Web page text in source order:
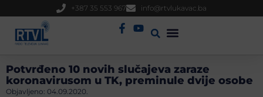
+387 35 553 967 info@rtvlukavac.ba
Potvrđeno 10 novih slučajeva zaraze
koronavirusom u TK, preminule dvije osobe
Objavljeno: 04.09.2020.